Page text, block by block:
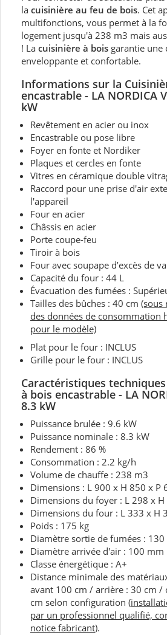
la cuisinière au feu de bois. Cet
multifonctions, vous permet à la
logement jusqu'à 238 m3 mais
! La cuisinière à bois garantie une
enveloppante et confortable.
Informations sur la
encastrable - LA NORDICA
kW
Revêtement en acier ou inox
Encastrable ou pose libre
Foyer en fonte et Nordiker
Plaques et cercles en fonte
Vitres en céramique double
Raccord pour une prise d'air
l'appareil
Four en acier
Châssis en acier
Porte coupe-feu
Tiroir à bois
Four avec soupape d’excès de
Capacité du four : 44 L
Évacuation des fumées :
Tailles des bûches : 40 cm (sous
des données de consommation
pour le modèle)
Plat pour le four : INCLUS
Grille pour le four : INCLUS
Caractéristiques
à bois encastrable - LA
8.3 kW
Puissance brulée : 9.6 kW
Puissance nominale : 8.3 kW
Rendement : 86 %
Consommation : 2.2 kg/h
Volume de chauffe : 238 m3
Dimensions : L 900 x H 850 x P
Dimensions du foyer : L 298 x
Dimensions du four : L 333 x H
Poids : 175 kg
Diamètre sortie de fumées :
Diamètre arrivée d'air : 100 mm
Classe énergétique : A+
Distance minimale des
avant 100 cm / arrière : 30 cm /
cm selon configuration (
par un professionnel qualifié,
notice fabricant).